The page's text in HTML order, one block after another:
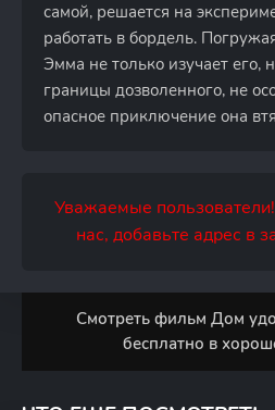
самой, решается на
работать в бордель.
Эмма не только изучает его,
границы дозволенного, не
опасное приключение она
Уважаемые
нас, добавьте адрес в
Смотреть фильм Дом
бесплатно в